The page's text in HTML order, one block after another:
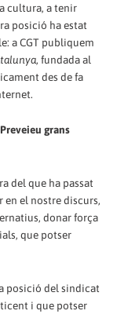
cultura, a tenir
posició ha estat
a CGT publiquem
, fundada al
des de fa
grans
del que ha passat
en el nostre discurs,
donar força
que potser
posició del sindicat
i que potser